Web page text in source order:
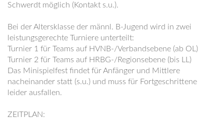
Schwerdt möglich (Kontakt s.u.).
Bei der Altersklasse der männl. B-Jugend wird in zwei
leistungsgerechte Turniere unterteilt:
Turnier 1 für Teams auf HVNB-/Verbandsebene (ab OL)
Turnier 2 für Teams auf HRBG-/Regionsebene (bis LL)
Das Minispielfest findet für Anfänger und Mittlere
nacheinander statt (s.u.) und muss für Fortgeschrittene
leider ausfallen.
ZEITPLAN: